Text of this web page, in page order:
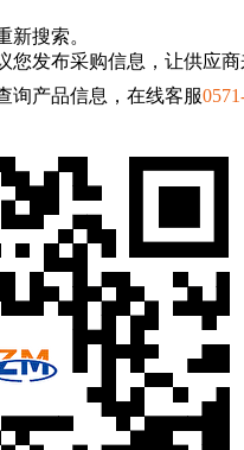
新搜索。
您发布采购信息，让供应商
询产品信息，在线客服